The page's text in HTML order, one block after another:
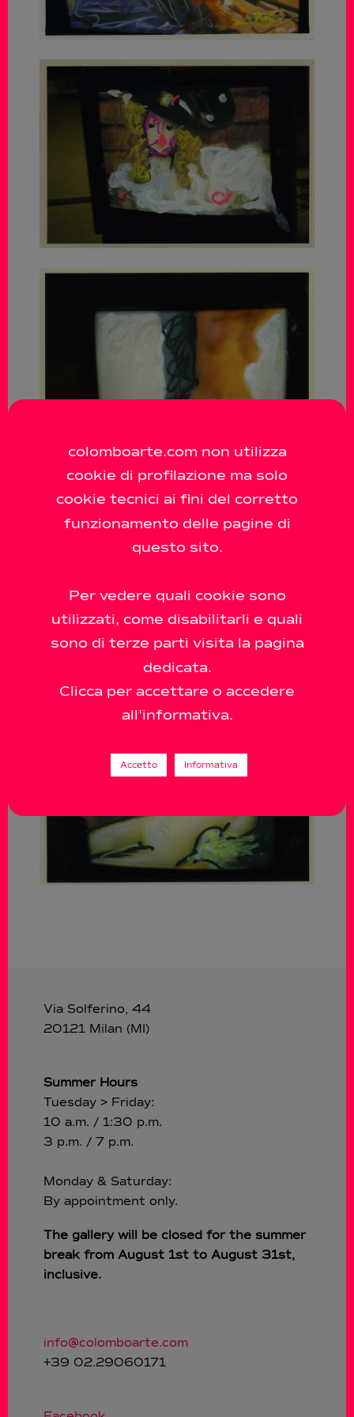
colomboarte.com non utilizza
cookie di profilazione ma solo
cookie tecnici ai fini del corretto
funzionamento delle pagine di
questo sito.
Per vedere quali cookie sono
utilizzati, come disabilitarli e quali
sono di terze parti visita la pagina
dedicata.
Clicca per accettare o accedere
all'informativa.
Accetto Informativa
Via Solferino, 44
20121 Milan (MI)
Summer Hours
Tuesday > Friday:
10 a.m. / 1:30 p.m.
3 p.m. / 7 p.m.
Monday & Saturday:
By appointment only.
The gallery will be closed for the summer
break from August 1st to August 31st,
inclusive.
info@colomboarte.com
+39 02.29060171